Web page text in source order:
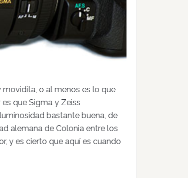
o al menos es lo que
que Sigma y Zeiss
bastante buena, de
alemana de Colonia entre los
y es cierto que aquí es cuando